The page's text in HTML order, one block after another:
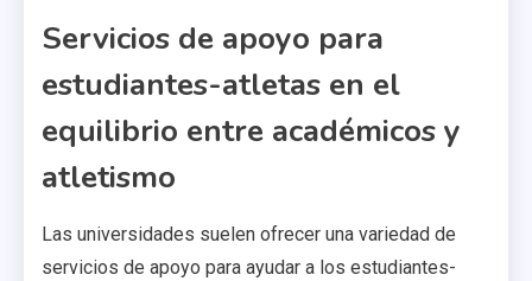
Servicios de apoyo para
estudiantes-atletas en el
equilibrio entre académicos y
atletismo
Las universidades suelen ofrecer una variedad de
servicios de apoyo para ayudar a los estudiantes-